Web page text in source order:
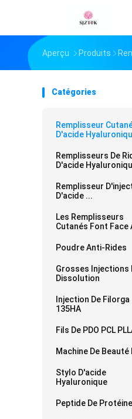
Aperçu Produits
Catégories
Remplisseur
D'acide
Remplisseurs De
D'acide
Remplisseur
D'acide ...
Les Remplisseurs
Cutanés Font Face
Poudre Anti-Rides
Grosses Injections
Dissolution
Injection De Filorga
135HA
Fils De PDO PCL
Machine De Beauté
Stylo D'acide
Hyaluronique
Peptide De